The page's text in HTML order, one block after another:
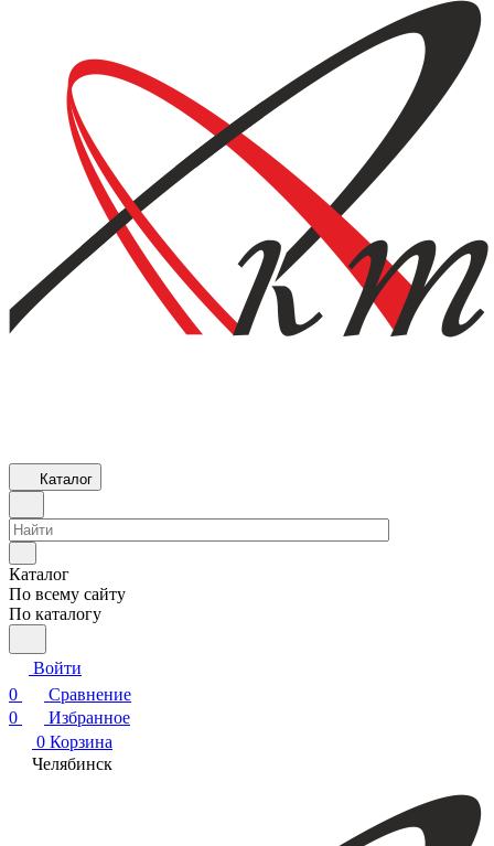
Каталог
Каталог
По всему сайту
По каталогу
Войти
0
Сравнение
0
Избранное
0 Корзина
Челябинск